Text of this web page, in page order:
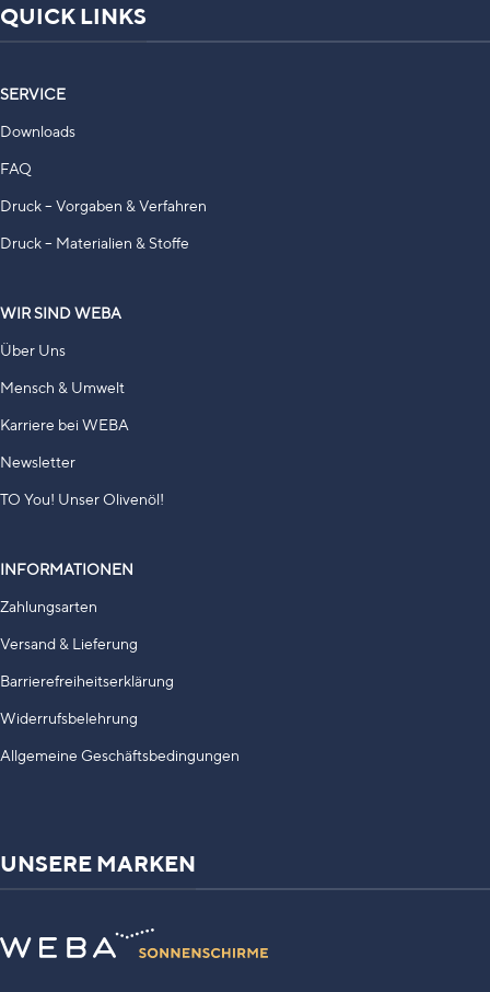
QUICK LINKS
SERVICE
Downloads
FAQ
Druck – Vorgaben & Verfahren
Druck – Materialien & Stoffe
WIR SIND WEBA
Über Uns
Mensch & Umwelt
Karriere bei WEBA
Newsletter
TO You! Unser Olivenöl!
INFORMATIONEN
Zahlungsarten
Versand & Lieferung
Barrierefreiheitserklärung
Widerrufsbelehrung
Allgemeine Geschäftsbedingungen
UNSERE MARKEN